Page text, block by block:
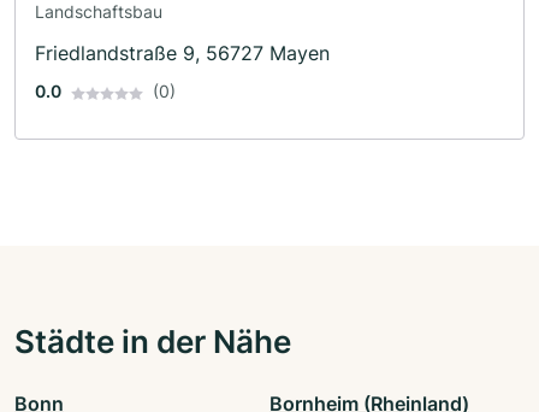
Landschaftsbau
Friedlandstraße 9, 56727 Mayen
0.0 (0)
Städte in der Nähe
Bonn Bornheim (Rheinland)